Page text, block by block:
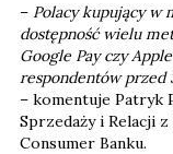
– Polacy kupujący w
dostępność wielu
Google Pay czy
respondentów przed
– komentuje Patryk
Sprzedaży i Relacji
Consumer Banku.